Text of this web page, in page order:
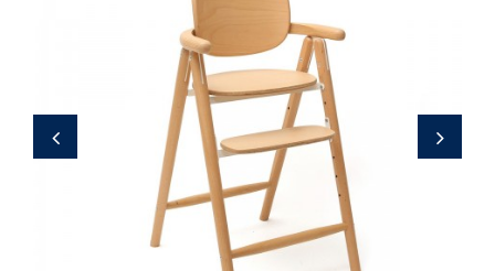
279,00 €